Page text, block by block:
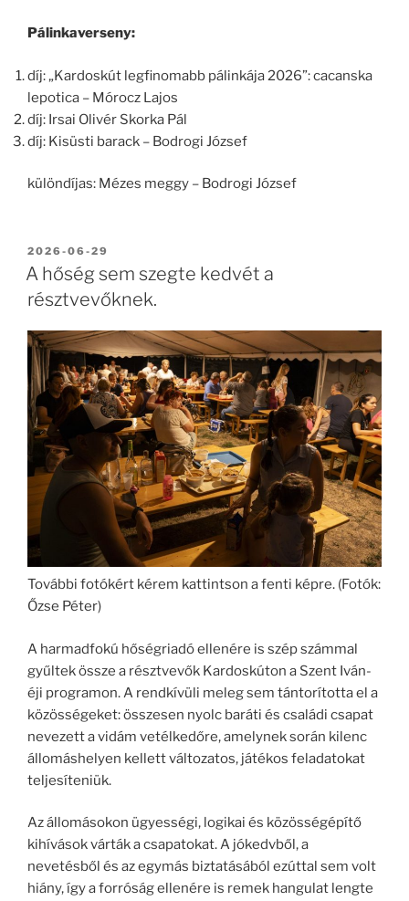
Pálinkaverseny:
díj: „Kardoskút legfinomabb pálinkája 2026”: cacanska
lepotica – Mórocz Lajos
díj: Irsai Olivér Skorka Pál
díj: Kisüsti barack – Bodrogi József
különdíjas: Mézes meggy – Bodrogi József
BEKÜLDVE:
2026-06-29
A hőség sem szegte kedvét a
résztvevőknek.
További fotókért kérem kattintson a fenti képre. (Fotók:
Őzse Péter)
A harmadfokú hőségriadó ellenére is szép számmal
gyűltek össze a résztvevők Kardoskúton a Szent Iván-
éji programon. A rendkívüli meleg sem tántorította el a
közösségeket: összesen nyolc baráti és családi csapat
nevezett a vidám vetélkedőre, amelynek során kilenc
állomáshelyen kellett változatos, játékos feladatokat
teljesíteniük.
Az állomásokon ügyességi, logikai és közösségépítő
kihívások várták a csapatokat. A jókedvből, a
nevetésből és az egymás biztatásából ezúttal sem volt
hiány, így a forróság ellenére is remek hangulat lengte